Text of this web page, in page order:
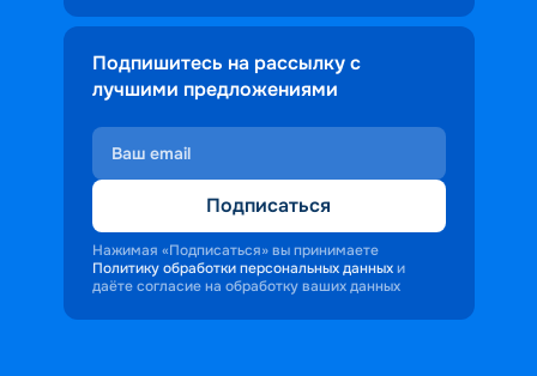
Подпишитесь на рассылку с
лучшими предложениями
Подписаться
Нажимая «Подписаться» вы принимаете
Политику обработки персональных данных и
даёте согласие на обработку ваших данных